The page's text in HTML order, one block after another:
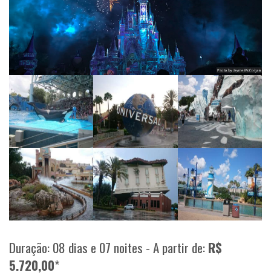
Duração: 08 dias e 07 noites - A partir de:R$
5.720,00*